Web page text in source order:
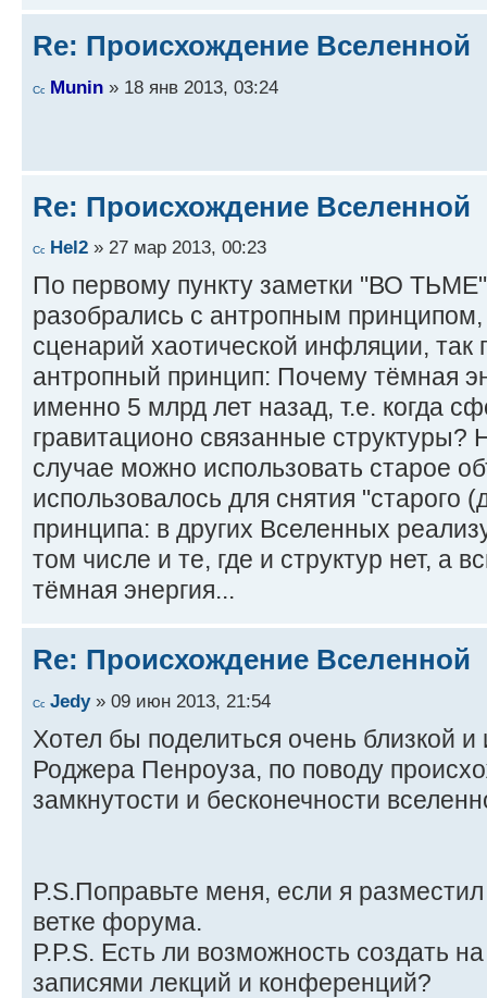
Re: Происхождение Вселенной
Munin » 18 янв 2013, 03:24
Re: Происхождение Вселенной
Hel2 » 27 мар 2013, 00:23
По первому пункту заметки "ВО
разобрались с антропным
сценарий хаотической инфляции, так
антропный принцип: Почему тёмная
именно 5 млрд лет назад, т.е. когда
гравитационо связанные структуры?
случае можно использовать старое
использовалось для снятия "старого
принципа: в других Вселенных
том числе и те, где и структур нет, а
тёмная энергия...
Re: Происхождение Вселенной
Jedy» 09 июн 2013, 21:54
Хотел бы поделиться очень близкой
Роджера Пенроуза, по поводу
замкнутости и бесконечности
P.S.Поправьте меня, если я
ветке форума.
P.P.S. Есть ли возможность создать
записями лекций и конференций?